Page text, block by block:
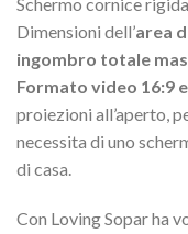
Schermo cornice
Dimensioni dell’area
ingombro totale
Formato video 16:9
proiezioni all’aperto,
necessita di uno
di casa.
Con Loving Sopar ha